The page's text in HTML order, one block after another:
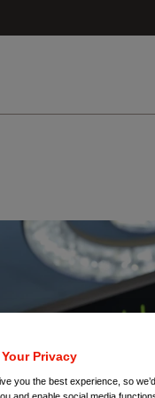
Privacy
you the best experience, so
and enable social media